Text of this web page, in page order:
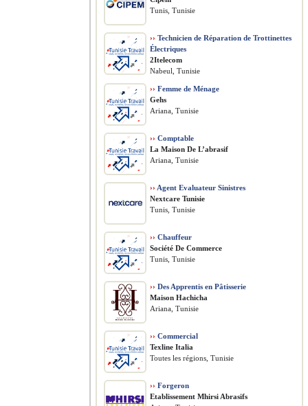
Tunis, Tunisie
›› Technicien de Réparation de Trottinettes
Électriques
2Itelecom
Nabeul, Tunisie
›› Femme de Ménage
Gehs
Ariana, Tunisie
›› Comptable
La Maison De L’abrasif
Ariana, Tunisie
›› Agent Evaluateur Sinistres
Nextcare Tunisie
Tunis, Tunisie
›› Chauffeur
Société De Commerce
Tunis, Tunisie
›› Des Apprentis en Pâtisserie
Maison Hachicha
Ariana, Tunisie
›› Commercial
Texline Italia
Toutes les régions, Tunisie
›› Forgeron
Etablissement Mhirsi Abrasifs